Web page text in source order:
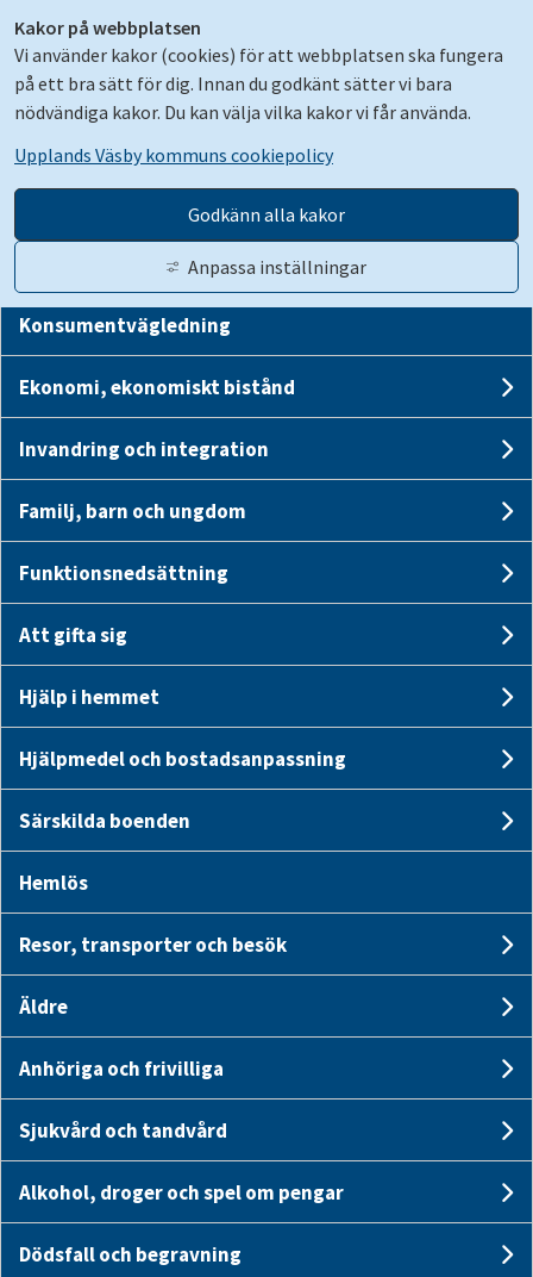
Kakor på webbplatsen
Vi använder kakor (cookies) för att webbplatsen ska fungera
på ett bra sätt för dig. Innan du godkänt sätter vi bara
nödvändiga kakor. Du kan välja vilka kakor vi får använda.
Upplands Väsby kommuns cookiepolicy
Godkänn alla kakor
Anpassa inställningar
Gå till innehåll Suomeksi
Stäng
Konsumentvägledning
Ekonomi, ekonomiskt bistånd
Invandring och integration
Familj, barn och ungdom
Funktionsnedsättning
Att gifta sig
Hjälp i hemmet
Hjälpmedel och bostadsanpassning
Särskilda boenden
Hemlös
Resor, transporter och besök
Äldre
Anhöriga och frivilliga
Sjukvård och tandvård
Alkohol, droger och spel om pengar
Dödsfall och begravning
Stäng
Omsorg och hjälp
Stöd till föräldrar
ungdom
Träffpunkter för äldre
Kontakt för akut hjälp